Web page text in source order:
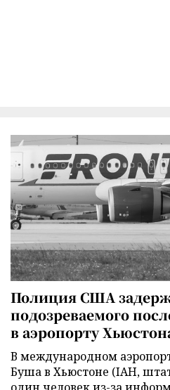
Полиция США
подозреваемого
в аэропорту
В международном
Буша в Хьюстоне (IAH,
один человек из-за